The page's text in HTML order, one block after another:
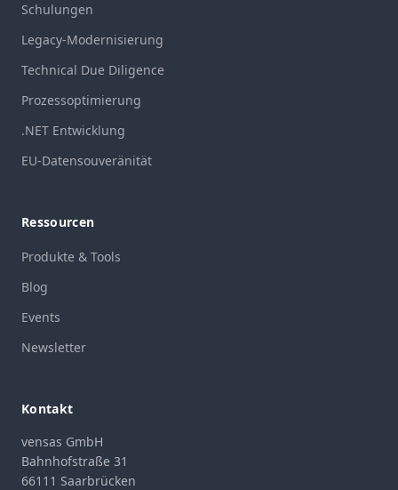
Schulungen
Legacy-Modernisierung
Technical Due Diligence
Prozessoptimierung
.NET Entwicklung
EU-Datensouveränität
Ressourcen
Produkte & Tools
Blog
Events
Newsletter
Kontakt
vensas GmbH
Bahnhofstraße 31
66111 Saarbrücken